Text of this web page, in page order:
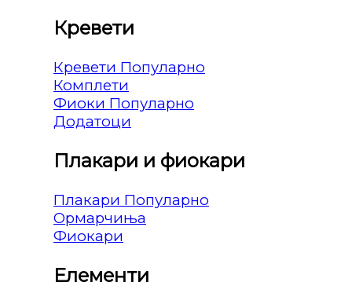
Кревети
Кревети
Комплети
Фиоки
Додатоци
Плакари и фиокари
Плакари
Ормарчиња
Фиокари
Елементи